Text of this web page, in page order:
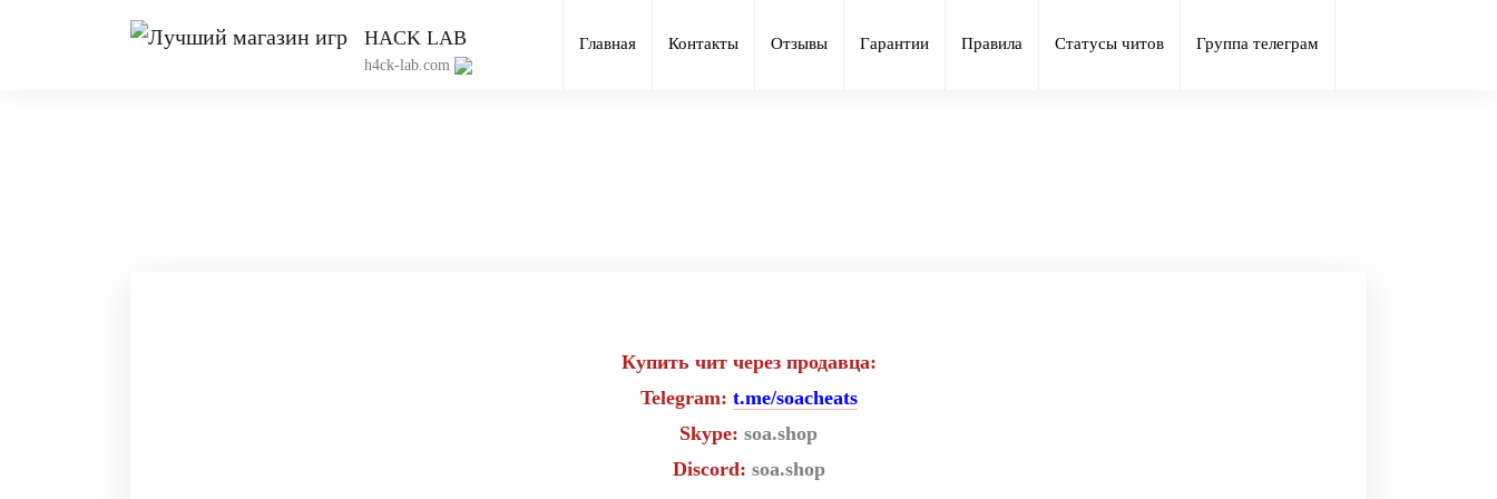
HACK LAB
h4ck-lab.com
Главная Контакты Отзывы Гарантии Правила Статусы читов Группа телеграм
Купить чит через продавца:
Telegram: t.me/soacheats
Skype: soa.shop
Discord: soa.shop